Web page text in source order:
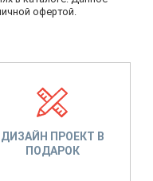
офертой.
ДИЗАЙН ПРОЕКТ В
ПОДАРОК